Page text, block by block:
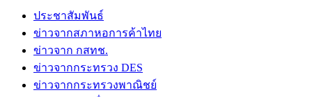
ประชาสัมพันธ์
ข่าวจากสภาหอการค้าไทย
ข่าวจาก กสทช.
ข่าวจากกระทรวง DES
ข่าวจากกระทรวงพาณิชย์